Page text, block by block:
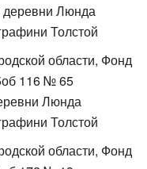
деревни Люнда
Толстой
области, Фонд
116 № 65
Люнда
Толстой
области, Фонд